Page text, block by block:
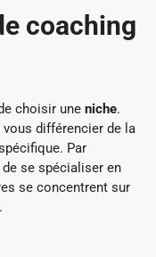
coaching
choisir une niche.
vous différencier de la
Par
se spécialiser en
se concentrent sur